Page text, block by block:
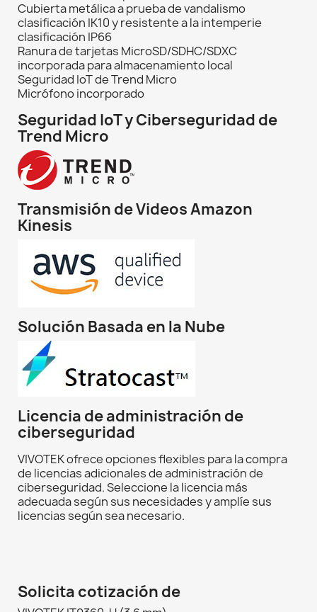
Cubierta metálica a prueba de vandalismo
clasificación IK10 y resistente a la intemperie
clasificación IP66
Ranura de tarjetas MicroSD/SDHC/SDXC
incorporada para almacenamiento local
Seguridad IoT de Trend Micro
Micrófono incorporado
Seguridad IoT y Ciberseguridad de
Trend Micro
Transmisión de Videos Amazon
Kinesis
Solución Basada en la Nube
Licencia de administración de
ciberseguridad
VIVOTEK ofrece opciones flexibles para la compra
de licencias adicionales de administración de
ciberseguridad. Seleccione la licencia más
adecuada según sus necesidades y amplíe sus
licencias según sea necesario.
Solicita cotización de